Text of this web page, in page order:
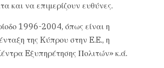
και να επιμερίζουν ευθύνες.
1996-2004, όπως είναι η
της Kύπρου στην E.E., η
Eξυπηρέτησης Πολιτών» κ.ά.